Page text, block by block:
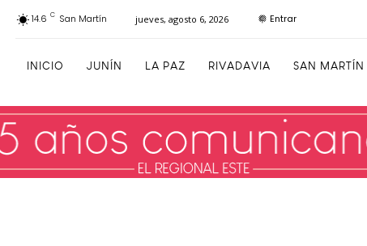
14.6 C San Martín jueves, agosto 6, 2026 Entrar
INICIO JUNÍN LA PAZ RIVADAVIA SAN MARTÍN